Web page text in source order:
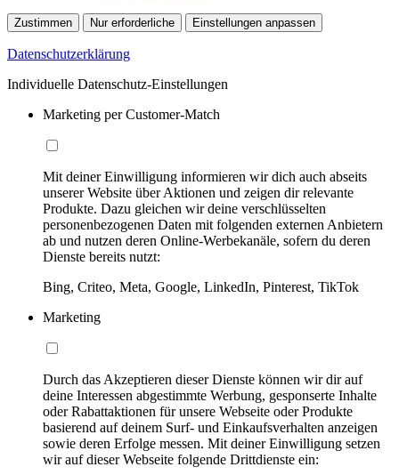
Zustimmen Nur erforderliche Einstellungen anpassen
Datenschutzerklärung
Individuelle Datenschutz-Einstellungen
Marketing per Customer-Match
Mit deiner Einwilligung informieren wir dich auch abseits
unserer Website über Aktionen und zeigen dir relevante
Produkte. Dazu gleichen wir deine verschlüsselten
personenbezogenen Daten mit folgenden externen Anbietern
ab und nutzen deren Online-Werbekanäle, sofern du deren
Dienste bereits nutzt:
Bing, Criteo, Meta, Google, LinkedIn, Pinterest, TikTok
Marketing
Durch das Akzeptieren dieser Dienste können wir dir auf
deine Interessen abgestimmte Werbung, gesponserte Inhalte
oder Rabattaktionen für unsere Webseite oder Produkte
basierend auf deinem Surf- und Einkaufsverhalten anzeigen
sowie deren Erfolge messen. Mit deiner Einwilligung setzen
wir auf dieser Webseite folgende Drittdienste ein: